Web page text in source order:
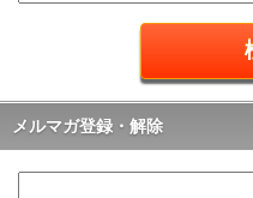
メルマガ登録・解除